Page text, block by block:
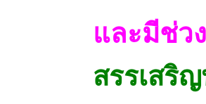
และมีช่ว
สรรเสริ